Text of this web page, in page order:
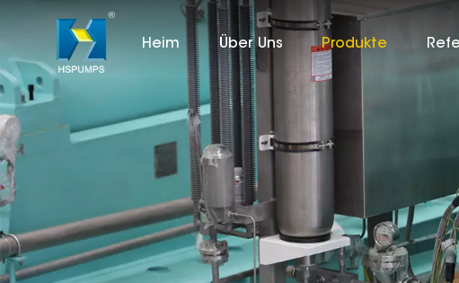
Heim Über Uns Produkte